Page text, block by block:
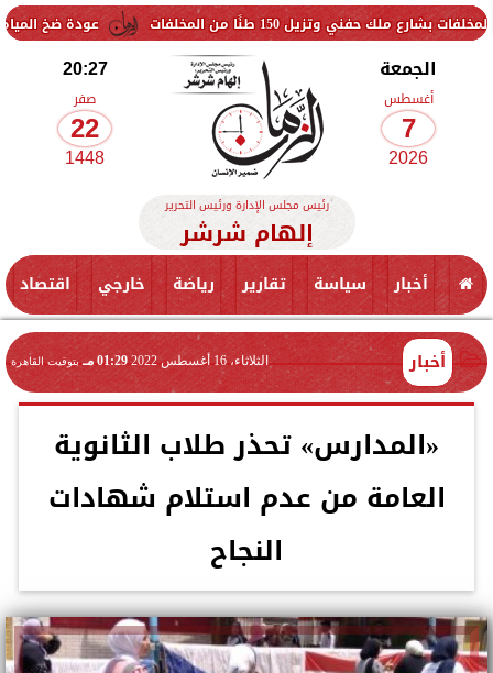
عودة ضخ المياه تدريجيًا 150 طنًا من المخلفات
الجمعة
أغسطس
7
2026
20:27
صفر
22
1448
رئيس مجلس الإدارة ورئيس التحرير
إلهام شرشر
أخبار سياسة تقارير رياضة خارجي اقتصاد
أخبار الثلاثاء، 16 أغسطس 2022 01:29 مـ بتوقيت القاهرة
«المدارس» تحذر طلاب الثانوية
العامة من عدم استلام شهادات
النجاح